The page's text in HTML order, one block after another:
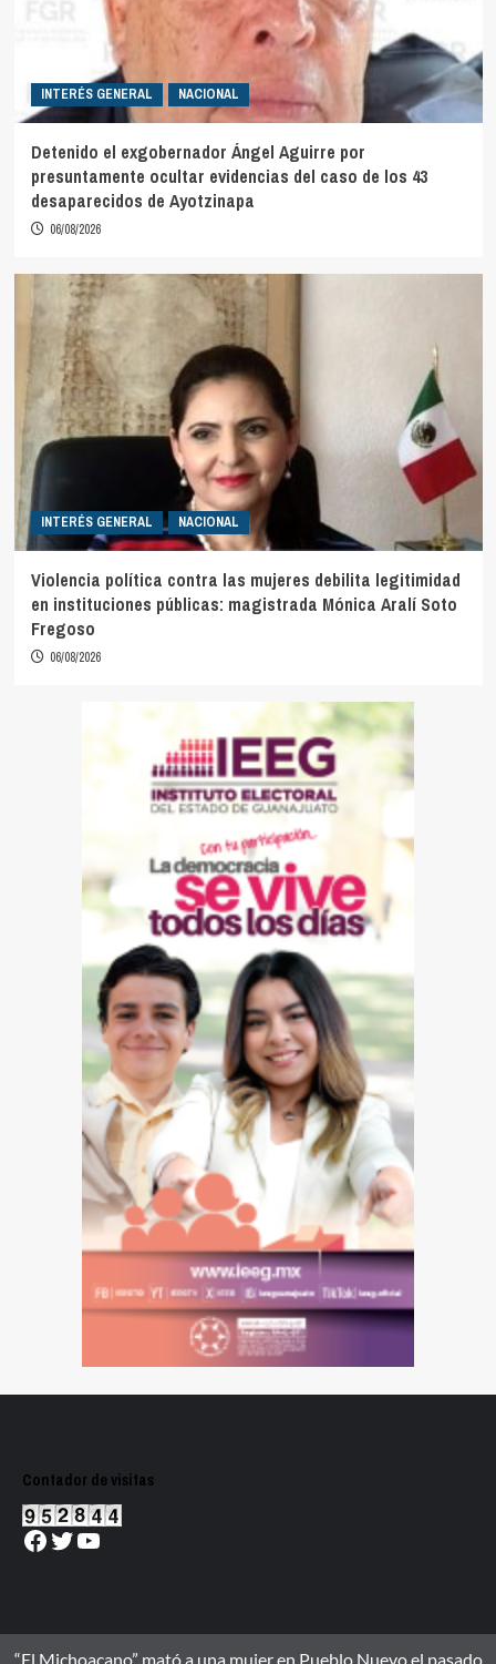
INTERÉS GENERAL NACIONAL
Detenido el exgobernador Ángel Aguirre por
presuntamente ocultar evidencias del caso de los 43
desaparecidos de Ayotzinapa
06/08/2026
INTERÉS GENERAL NACIONAL
Violencia política contra las mujeres debilita legitimidad
en instituciones públicas: magistrada Mónica Aralí Soto
Fregoso
06/08/2026
Contador de visitas
Facebook
Twitter
YouTube
“El Michoacano” mató a una mujer en Pueblo Nuevo el pasado